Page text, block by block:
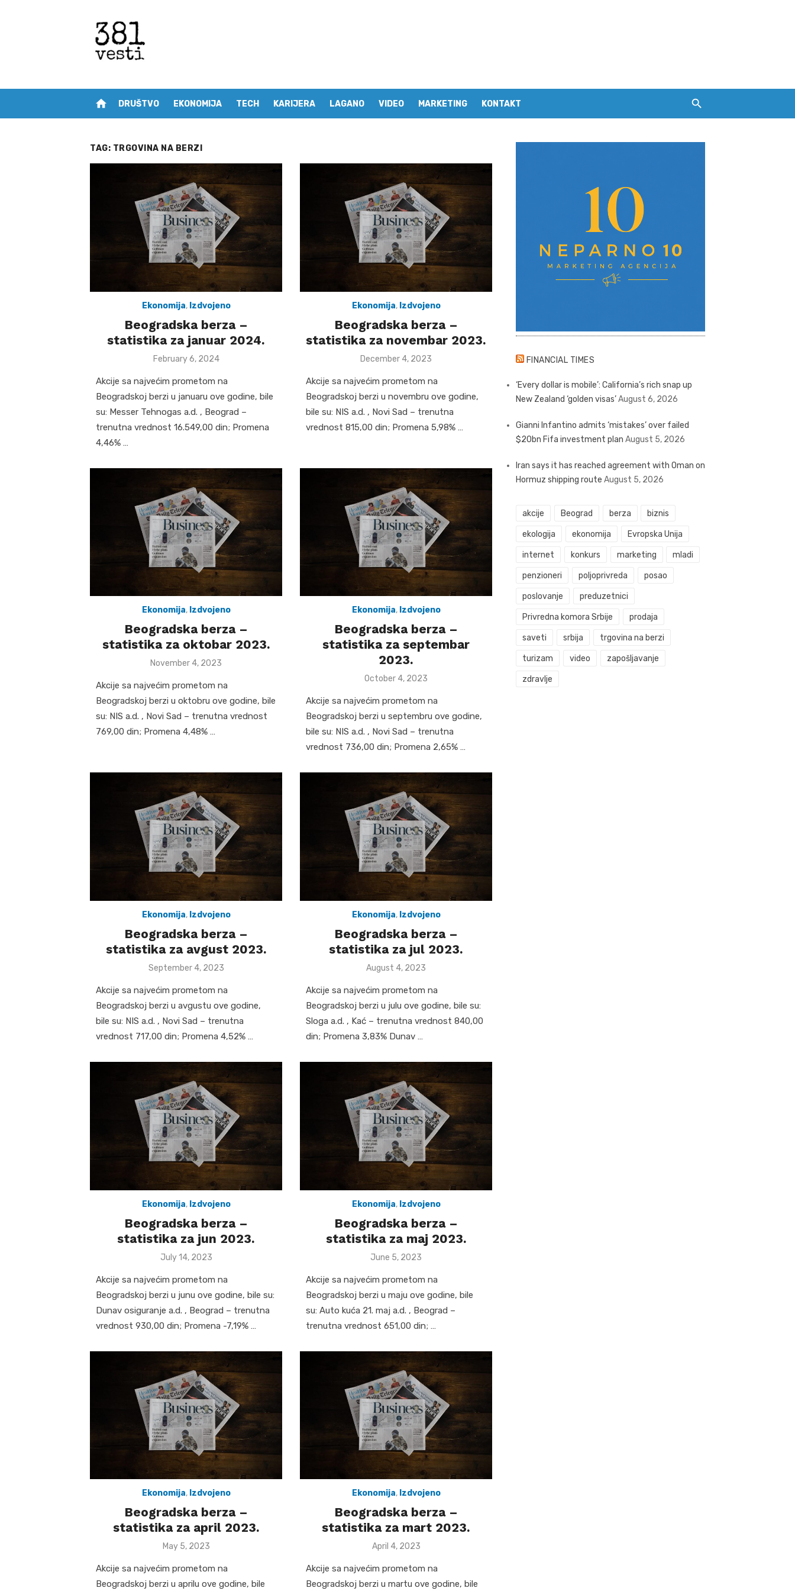
home DRUŠTVO EKONOMIJA TECH KARIJERA LAGANO VIDEO MARKETING KONTAKT
TAG: TRGOVINA NA BERZI
Ekonomija, Izdvojeno
Beogradska berza –
statistika za januar 2024.
Posted
February 6, 2024
Akcije sa najvećim prometom na
Beogradskoj berzi u januaru ove godine, bile
su: Messer Tehnogas a.d. , Beograd –
trenutna vrednost 16.549,00 din; Promena
4,46% …
Ekonomija, Izdvojeno
Beogradska berza –
statistika za novembar 2023.
Posted
December 4, 2023
Akcije sa najvećim prometom na
Beogradskoj berzi u novembru ove godine,
bile su: NIS a.d. , Novi Sad – trenutna
vrednost 815,00 din; Promena 5,98% …
Ekonomija, Izdvojeno
Beogradska berza –
statistika za oktobar 2023.
Posted
November 4, 2023
Akcije sa najvećim prometom na
Beogradskoj berzi u oktobru ove godine, bile
su: NIS a.d. , Novi Sad – trenutna vrednost
769,00 din; Promena 4,48% …
Ekonomija, Izdvojeno
Beogradska berza –
statistika za septembar
2023.
Posted
October 4, 2023
Akcije sa najvećim prometom na
Beogradskoj berzi u septembru ove godine,
bile su: NIS a.d. , Novi Sad – trenutna
vrednost 736,00 din; Promena 2,65% …
Ekonomija, Izdvojeno
Beogradska berza –
statistika za avgust 2023.
Posted
September 4, 2023
Akcije sa najvećim prometom na
Beogradskoj berzi u avgustu ove godine,
bile su: NIS a.d. , Novi Sad – trenutna
vrednost 717,00 din; Promena 4,52% …
Ekonomija, Izdvojeno
Beogradska berza –
statistika za jul 2023.
Posted
August 4, 2023
Akcije sa najvećim prometom na
Beogradskoj berzi u julu ove godine, bile su:
Sloga a.d. , Kać – trenutna vrednost 840,00
din; Promena 3,83% Dunav …
Ekonomija, Izdvojeno
Beogradska berza –
statistika za jun 2023.
Posted
July 14, 2023
Akcije sa najvećim prometom na
Beogradskoj berzi u junu ove godine, bile su:
Dunav osiguranje a.d. , Beograd – trenutna
vrednost 930,00 din; Promena -7,19% …
Ekonomija, Izdvojeno
Beogradska berza –
statistika za maj 2023.
Posted
June 5, 2023
Akcije sa najvećim prometom na
Beogradskoj berzi u maju ove godine, bile
su: Auto kuća 21. maj a.d. , Beograd –
trenutna vrednost 651,00 din; …
Ekonomija, Izdvojeno
Beogradska berza –
statistika za april 2023.
Posted
May 5, 2023
Akcije sa najvećim prometom na
Beogradskoj berzi u aprilu ove godine, bile
Ekonomija, Izdvojeno
Beogradska berza –
statistika za mart 2023.
Posted
April 4, 2023
Akcije sa najvećim prometom na
Beogradskoj berzi u martu ove godine, bile
FINANCIAL TIMES
‘Every dollar is mobile’: California’s rich snap up
New Zealand ‘golden visas’August 6, 2026
Gianni Infantino admits ‘mistakes’ over failed
$20bn Fifa investment plan August 5, 2026
Iran says it has reached agreement with Oman on
Hormuz shipping route August 5, 2026
akcije Beograd berza biznis
ekologija ekonomija Evropska Unija
internet konkurs marketing mladi
penzioneri poljoprivreda posao
poslovanje preduzetnici
Privredna komora Srbije prodaja
saveti srbija trgovina na berzi
turizam video zapošljavanje
zdravlje